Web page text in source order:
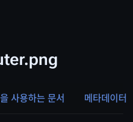
사용하는 문서 메타데이터